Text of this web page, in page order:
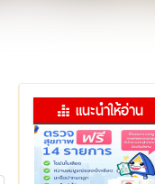
แนะนำให้อ่าน